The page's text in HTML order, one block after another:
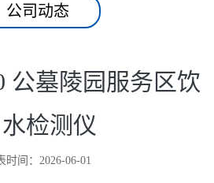
公司动态
公墓陵园服务区饮
检测仪
时间：2026-06-01